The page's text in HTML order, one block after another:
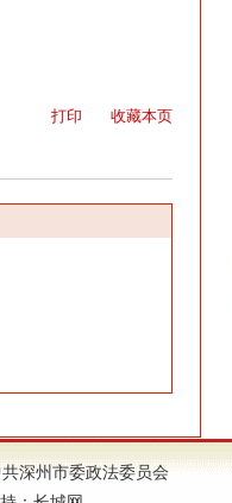
打印 收藏本页
深州市委政法委员会